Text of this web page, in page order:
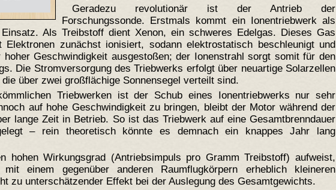
Geradezu revolutionär ist der Antrieb der
Forschungssonde. Erstmals kommt ein Ionentriebwerk als
Als Treibstoff dient Xenon, ein schweres Edelgas. Dieses Gas
zunächst ionisiert, sodann elektrostatisch beschleunigt und
Geschwindigkeit ausgestoßen; der Ionenstrahl sorgt somit für den
Die Stromversorgung des Triebwerks erfolgt über neuartige Solarzellen
über zwei großflächige Sonnensegel verteilt sind.
Triebwerken ist der Schub eines Ionentriebwerks nur sehr
auf hohe Geschwindigkeit zu bringen, bleibt der Motor während der
lange Zeit in Betrieb. So ist das Triebwerk auf eine Gesamtbrenndauer
– rein theoretisch könnte es demnach ein knappes Jahr lang
hohen Wirkungsgrad (Antriebsimpuls pro Gramm Treibstoff) aufweist,
einem gegenüber anderen Raumflugkörpern erheblich kleineren
zu unterschätzender Effekt bei der Auslegung des Gesamtgewichts.